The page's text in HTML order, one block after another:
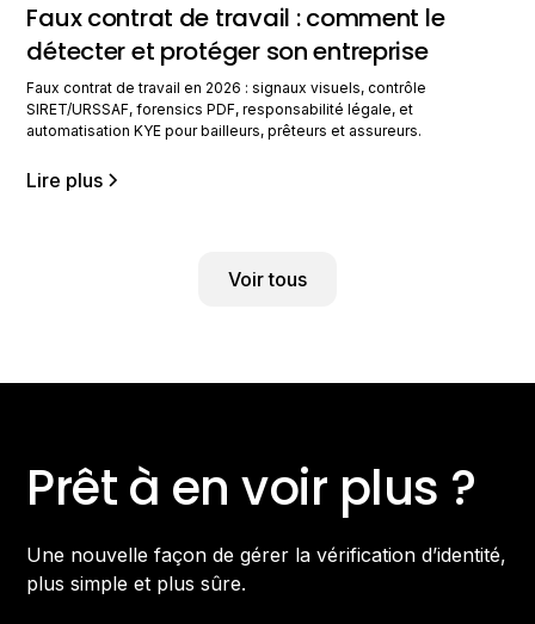
Faux contrat de travail : comment le
détecter et protéger son entreprise
Faux contrat de travail en 2026 : signaux visuels, contrôle
SIRET/URSSAF, forensics PDF, responsabilité légale, et
automatisation KYE pour bailleurs, prêteurs et assureurs.
Lire plus
Voir tous
Prêt à en voir plus ?
Une nouvelle façon de gérer la vérification d’identité,
plus simple et plus sûre.